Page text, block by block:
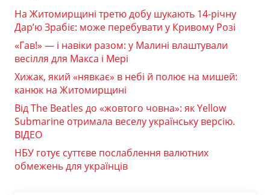
На Житомирщині третю добу шукають 14-річну
Дар’ю Зрабіє: може перебувати у Кривому Розі
«Гав!» — і навіки разом: у Малині влаштували
весілля для Макса і Мері
Хижак, який «нявкає» в небі й полює на мишей:
канюк на Житомирщині
Від The Beatles до «жовтого човна»: як Yellow
Submarine отримала веселу українську версію.
ВІДЕО
НБУ готує суттєве послаблення валютних
обмежень для українців